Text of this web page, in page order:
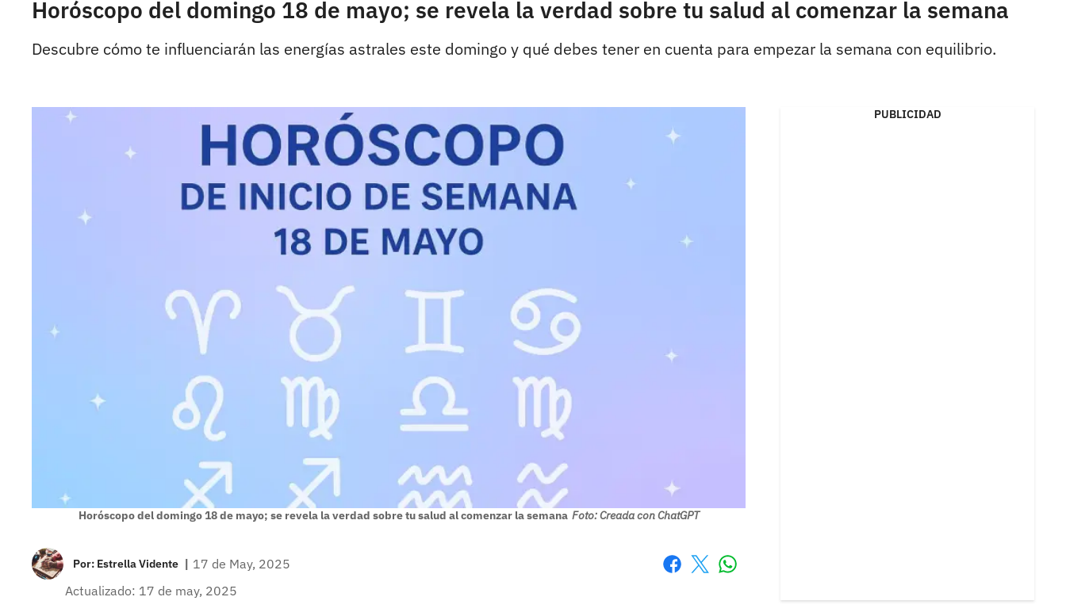
Horóscopo del domingo 18 de mayo; se revela la verdad sobre tu salud al comenzar la semana
Descubre cómo te influenciarán las energías astrales este domingo y qué debes tener en cuenta para empezar la semana con equilibrio.
Horóscopo del domingo 18 de mayo; se revela la verdad sobre tu salud al comenzar la semana Foto: Creada con ChatGPT
Por: Estrella Vidente | 17 de May, 2025
Actualizado: 17 de may, 2025
PUBLICIDAD